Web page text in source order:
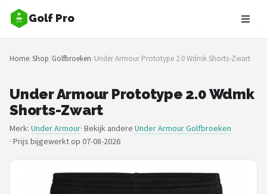
Golf Pro
Zoeken
NAVIGATIE
Merken
Blog
Golfers
Home/Shop/Golfbroeken/Under Armour Prototype 2.0 Wdmk Shorts-Zwart
Under Armour Prototype 2.0 Wdmk
Shorts-Zwart
Merk: Under Armour· Bekijk andere Under Armour Golfbroeken
· Prijs bijgewerkt op 07-08-2026